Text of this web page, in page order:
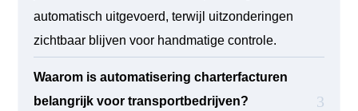
automatisch uitgevoerd, terwijl uitzonderingen
zichtbaar blijven voor handmatige controle.
Waarom is automatisering charterfacturen
belangrijk voor transportbedrijven?